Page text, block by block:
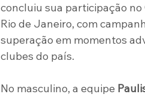
concluiu sua participação no
Rio de Janeiro, com
superação em momentos
clubes do país.
No masculino, a equipe